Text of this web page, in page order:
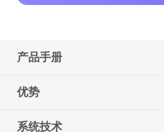
产品手册
优势
系统技术